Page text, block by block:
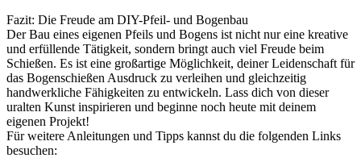
Fazit: Die Freude am DIY-Pfeil- und Bogenbau
Der Bau eines eigenen Pfeils und Bogens ist nicht nur eine kreative
und erfüllende Tätigkeit, sondern bringt auch viel Freude beim
Schießen. Es ist eine großartige Möglichkeit, deiner Leidenschaft für
das Bogenschießen Ausdruck zu verleihen und gleichzeitig
handwerkliche Fähigkeiten zu entwickeln. Lass dich von dieser
uralten Kunst inspirieren und beginne noch heute mit deinem
eigenen Projekt!
Für weitere Anleitungen und Tipps kannst du die folgenden Links
besuchen: